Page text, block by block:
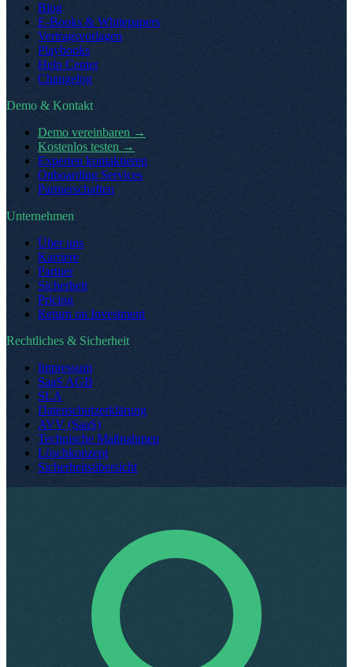
Blog
E-Books & Whitepapers
Vertragsvorlagen
Playbooks
Help Center
Changelog
Demo & Kontakt
Demo vereinbaren →
Kostenlos testen →
Experten kontaktieren
Onboarding Services
Partnerschaften
Unternehmen
Über uns
Karriere
Partner
Sicherheit
Pricing
Return on Investment
Rechtliches & Sicherheit
Impressum
SaaS AGB
SLA
Datenschutzerklärung
AVV (SaaS)
Technische Maßnahmen
Löschkonzept
Sicherheitsübersicht